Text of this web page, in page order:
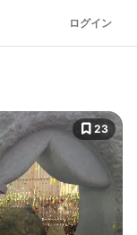
ログイン
23